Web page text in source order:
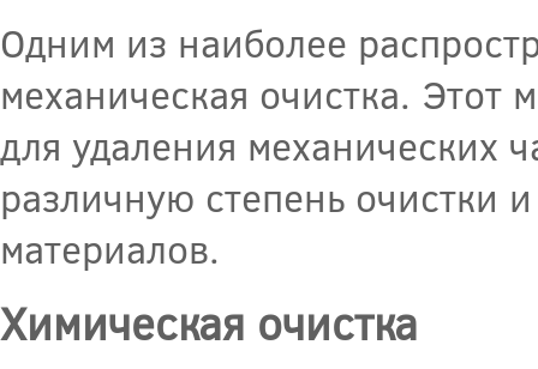
Одним из наиболее
механическая очистка. Этот
для удаления механических
различную степень очистки
материалов.
Химическая очистка